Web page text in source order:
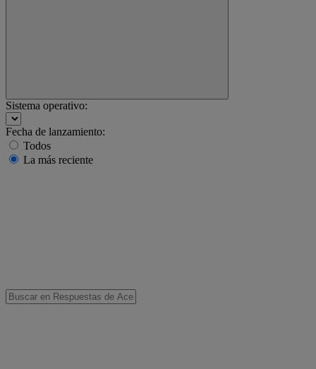
Sistema operativo:
Fecha de lanzamiento:
Todos
La más reciente